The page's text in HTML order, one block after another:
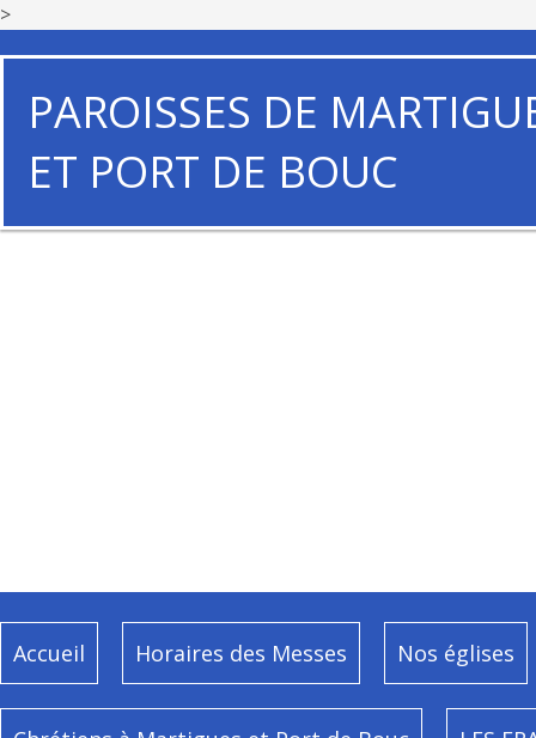
>
PAROISSES DE
ET PORT DE BOUC
Accueil Horaires des Messes Nos églises